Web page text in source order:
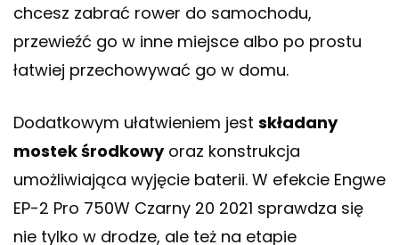
chcesz zabrać rower do samochodu,
przewieźć go w inne miejsce albo po prostu
łatwiej przechowywać go w domu.
Dodatkowym ułatwieniem jest składany
mostek środkowyoraz konstrukcja
umożliwiająca wyjęcie baterii. W efekcie Engwe
EP-2 Pro 750W Czarny 20 2021 sprawdza się
nie tylko w drodze, ale też na etapie